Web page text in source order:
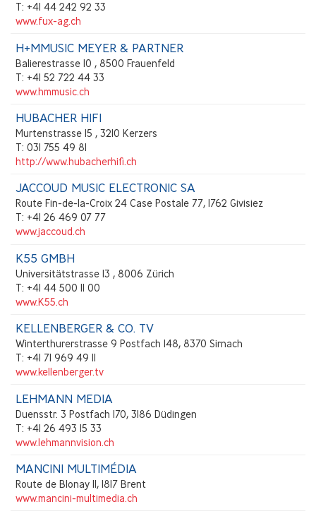
T: +41 44 242 92 33
www.fux-ag.ch
H+MMUSIC MEYER & PARTNER
Balierestrasse 10 , 8500 Frauenfeld
T: +41 52 722 44 33
www.hmmusic.ch
HUBACHER HIFI
Murtenstrasse 15 , 3210 Kerzers
T: 031 755 49 81
http://www.hubacherhifi.ch
JACCOUD MUSIC ELECTRONIC SA
Route Fin-de-la-Croix 24 Case Postale 77, 1762 Givisiez
T: +41 26 469 07 77
www.jaccoud.ch
K55 GMBH
Universitätstrasse 13 , 8006 Zürich
T: +41 44 500 11 00
www.K55.ch
KELLENBERGER & CO. TV
Winterthurerstrasse 9 Postfach 148, 8370 Sirnach
T: +41 71 969 49 11
www.kellenberger.tv
LEHMANN MEDIA
Duensstr. 3 Postfach 170, 3186 Düdingen
T: +41 26 493 15 33
www.lehmannvision.ch
MANCINI MULTIMÉDIA
Route de Blonay 11, 1817 Brent
www.mancini-multimedia.ch